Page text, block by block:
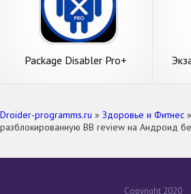
Package Disabler Pro+
Droider-programms.ru » Здоровье и Фитнес
разблокированную BB review на Андроид
Copyright 2020